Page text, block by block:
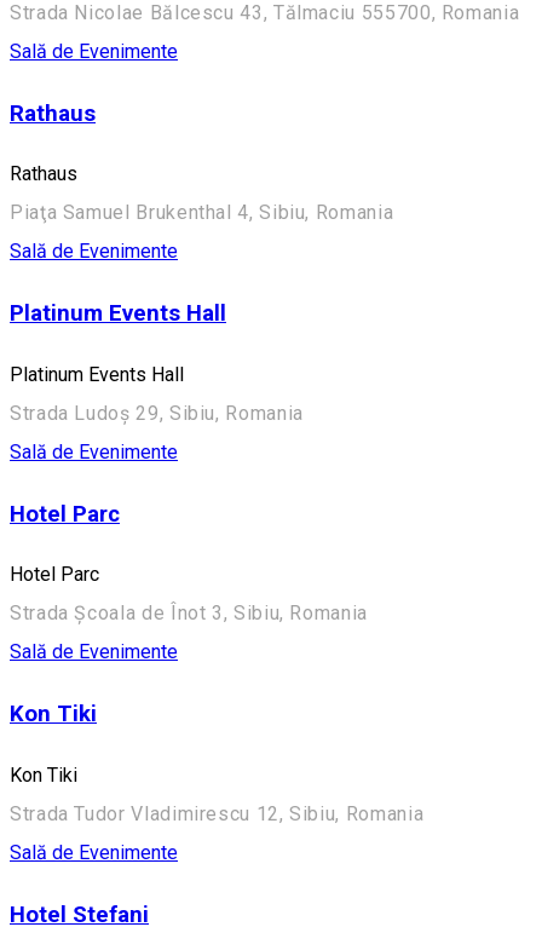
Strada Nicolae Bălcescu 43, Tălmaciu 555700, Romania
Sală de Evenimente
Rathaus
Rathaus
Piaţa Samuel Brukenthal 4, Sibiu, Romania
Sală de Evenimente
Platinum Events Hall
Platinum Events Hall
Strada Ludoș 29, Sibiu, Romania
Sală de Evenimente
Hotel Parc
Hotel Parc
Strada Școala de Înot 3, Sibiu, Romania
Sală de Evenimente
Kon Tiki
Kon Tiki
Strada Tudor Vladimirescu 12, Sibiu, Romania
Sală de Evenimente
Hotel Stefani